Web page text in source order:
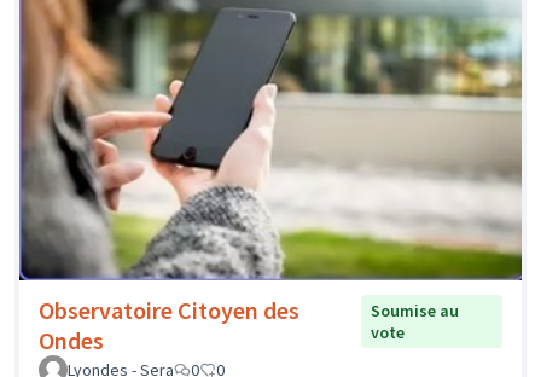
Observatoire Citoyen des
Ondes
Soumise au
vote
Lyondes - Sera
0 0